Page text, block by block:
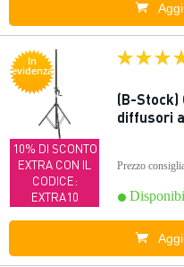
In
evidenza
10% DI SCONTO
EXTRA CON IL
CODICE:
EXTRA10
(B-Stock)
diffusori
Prezzo